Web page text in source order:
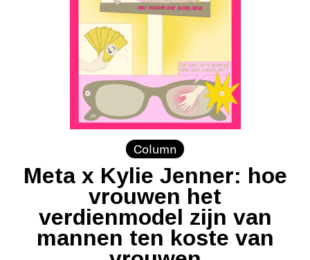
Column
Meta x Kylie Jenner: hoe
vrouwen het
verdienmodel zijn van
mannen ten koste van